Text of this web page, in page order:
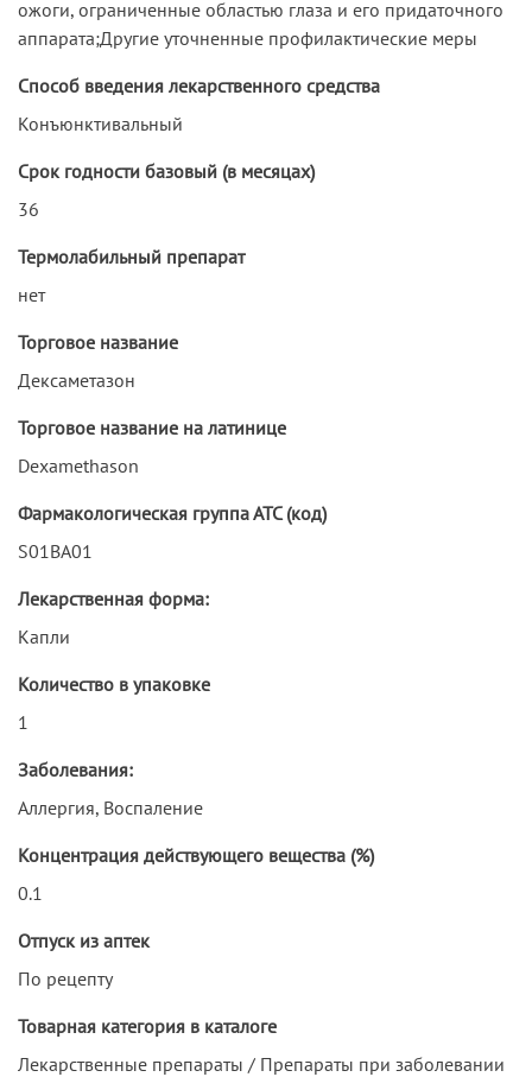
ожоги, ограниченные областью глаза и его придаточного
аппарата;Другие уточненные профилактические меры
Способ введения лекарственного средства
Конъюнктивальный
Срок годности базовый (в месяцах)
36
Термолабильный препарат
нет
Торговое название
Дексаметазон
Торговое название на латинице
Dexamethason
Фармакологическая группа АТС (код)
S01BA01
Лекарственная форма:
Капли
Количество в упаковке
1
Заболевания:
Аллергия, Воспаление
Концентрация действующего вещества (%)
0.1
Отпуск из аптек
По рецепту
Товарная категория в каталоге
Лекарственные препараты / Препараты при заболевании